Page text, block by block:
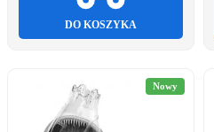
DO KOSZYKA
Nowy